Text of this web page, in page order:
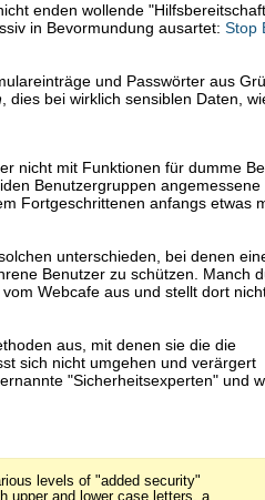
enden wollende
in Bevormundung ausartet:Stop
und Passwörter aus
, dies bei wirklich sensiblen Daten,
nicht mit Funktionen für dumme
Benutzergruppen angemessene
Fortgeschrittenen anfangs etwas
unterschieden, bei denen
Benutzer zu schützen. Manch
Webcafe aus und stellt dort
aus, mit denen sie die die
sich nicht umgehen und verärgert
"Sicherheitsexperten" und
levels of "added security"
upper and lower case letters, a